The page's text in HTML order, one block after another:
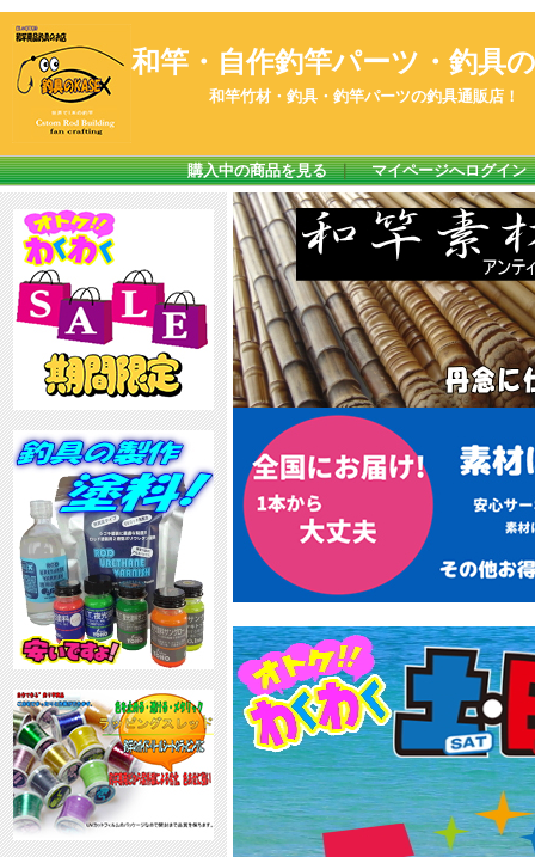
和竿・自作釣竿パーツ・釣具の
和竿竹材・釣具・釣竿パーツの釣具通販店！
購入中の商品を見る｜ マイページへログイン